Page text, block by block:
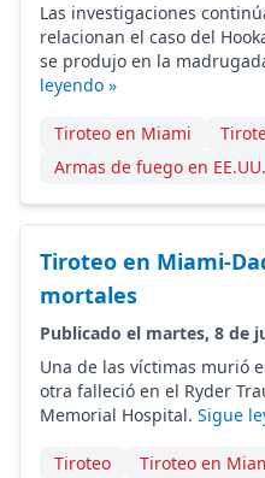
Las investigaciones
relacionan el caso del
se produjo en la
leyendo »
Tiroteo en Miami
Armas de fuego en EE.UU.
Tiroteo en Miami-
mortales
Publicado el martes, 8 de
Una de las víctimas murió
otra falleció en el Ryder
Memorial Hospital. Sigue
Tiroteo Tiroteo en